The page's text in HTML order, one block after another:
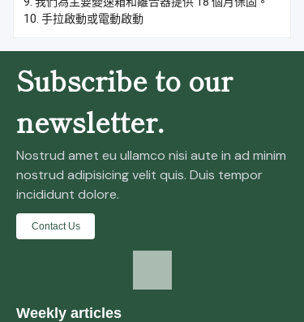
10. 手拉啟動或電動啟動
Subscribe to our
newsletter.
Nostrud amet eu ullamco nisi aute in ad minim
nostrud adipisicing velit quis. Duis tempor
incididunt dolore.
Contact Us
Weekly articles